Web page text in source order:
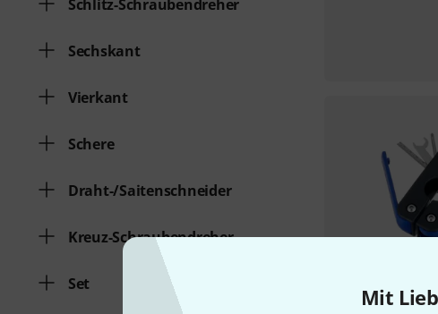
Mit
Schlitz-Schraubendreher
Sechskant
Vierkant
Schere
Draht-/Saitenschneider
Kreuz-Schraubendreher
Set